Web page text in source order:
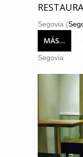
Segovia (
MÁS...
Segovia